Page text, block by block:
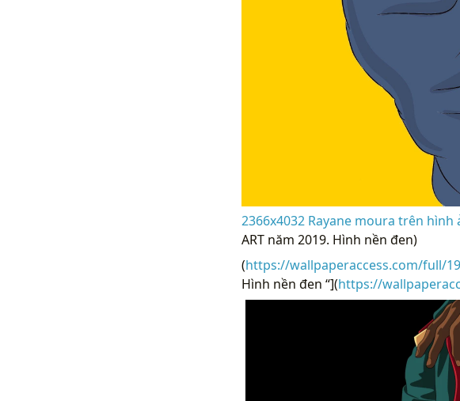
2366x4032 Rayane moura trên hình
ART năm 2019. Hình nền đen)
(https://wallpaperaccess.com/full/
Hình nền đen “](https://